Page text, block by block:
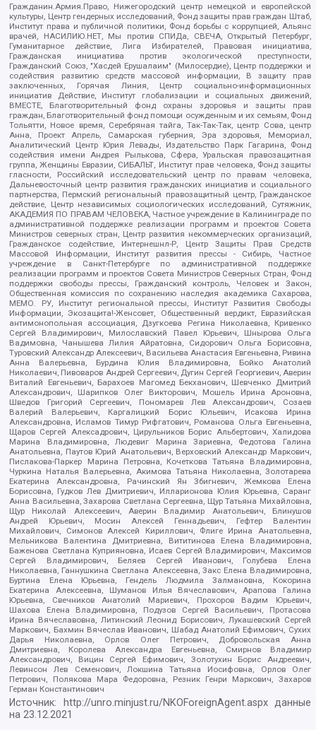
Гражданин.Армия.Право, Нижегородский центр немецкой и европейской
культуры, Центр гендерных исследований, Фонд защиты прав граждан Штаб,
Институт права и публичной политики, Фонд борьбы с коррупцией, Альянс
врачей, НАСИЛИЮ.НЕТ, Мы против СПИДа, СВЕЧА, Открытый Петербург,
Гуманитарное действие, Лига Избирателей, Правовая инициатива,
Гражданская инициатива против экологической преступности,
Гражданский Союз, "Хасдей Ерушалаим" (Милосердие), Центр поддержки и
содействия развитию средств массовой информации, В защиту прав
заключенных, Горячая Линия, Центр социально-информационных
инициатив Действие, Институт глобализации и социальных движений,
ВМЕСТЕ, Благотворительный фонд охраны здоровья и защиты прав
граждан, Благотворительный фонд помощи осужденным и их семьям, Фонд
Тольятти, Новое время, Серебряная тайга, Так-Так-Так, центр Сова, центр
Анна, Проект Апрель, Самарская губерния, Эра здоровья, Мемориал,
Аналитический Центр Юрия Левады, Издательство Парк Гагарина, Фонд
содействия имени Андрея Рылькова, Сфера, Уральская правозащитная
группа, Женщины Евразии, СИБАЛЬТ, Институт прав человека, Фонд защиты
гласности, Российский исследовательский центр по правам человека,
Дальневосточный центр развития гражданских инициатив и социального
партнерства, Пермский региональный правозащитный центр, Гражданское
действие, Центр независимых социологических исследований, Сутяжник,
АКАДЕМИЯ ПО ПРАВАМ ЧЕЛОВЕКА, Частное учреждение в Калининграде по
административной поддержке реализации программ и проектов Совета
Министров северных стран, Центр развития некоммерческих организаций,
Гражданское содействие, Интернешнл-Р, Центр Защиты Прав Средств
Массовой Информации, Институт развития прессы - Сибирь, Частное
учреждение в Санкт-Петербурге по административной поддержке
реализации программ и проектов Совета Министров Северных Стран, Фонд
поддержки свободы прессы, Гражданский контроль, Человек и Закон,
Общественная комиссия по сохранению наследия академика Сахарова,
МЕМО. РУ, Институт региональной прессы, Институт Развития Свободы
Информации, Экозащита!-Женсовет, Общественный вердикт, Евразийская
антимонопольная ассоциация, Дзугкоева Регина Николаевна, Кривенко
Сергей Владимирович, Милославский Павел Юрьевич, Шнырова Ольга
Вадимовна, Чанышева Лилия Айратовна, Сидорович Ольга Борисовна,
Туровский Александр Алексеевич, Васильева Анастасия Евгеньевна, Ривина
Анна Валерьевна, Бурдина Юлия Владимировна, Бойко Анатолий
Николаевич, Пивоваров Андрей Сергеевич, Дугин Сергей Георгиевич, Аверин
Виталий Евгеньевич, Барахоев Магомед Бекханович, Шевченко Дмитрий
Александрович, Шарипков Олег Викторович, Мошель Ирина Ароновна,
Шведов Григорий Сергеевич, Пономарев Лев Александрович, Созаев
Валерий Валерьевич, Каргалицкий Борис Юльевич, Исакова Ирина
Александровна, Исламов Тимур Рифгатович, Романова Ольга Евгеньевна,
Щаров Сергей Алексадрович, Цирульников Борис Альбертович, Халидова
Марина Владимировна, Людевиг Марина Зариевна, Федотова Галина
Анатольевна, Паутов Юрий Анатольевич, Верховский Александр Маркович,
Пислакова-Паркер Марина Петровна, Кочеткова Татьяна Владимировна,
Чуркина Наталья Валерьевна, Акимова Татьяна Николаевна, Золотарева
Екатерина Александровна, Рачинский Ян Збигневич, Жемкова Елена
Борисовна, Гудков Лев Дмитриевич, Илларионова Юлия Юрьевна, Саранг
Анна Васильевна, Захарова Светлана Сергеевна, Щур Татьяна Михайловна,
Щур Николай Алексеевич, Аверин Владимир Анатольевич, Блинушов
Андрей Юрьевич, Мосин Алексей Геннадьевич, Гефтер Валентин
Михайлович, Симонов Алексей Кириллович, Флиге Ирина Анатольевна,
Мельникова Валентина Дмитриевна, Вититинова Елена Владимировна,
Баженова Светлана Куприяновна, Исаев Сергей Владимирович, Максимов
Сергей Владимирович, Беляев Сергей Иванович, Голубева Елена
Николаевна, Ганнушкина Светлана Алексеевна, Закс Елена Владимировна,
Буртина Елена Юрьевна, Гендель Людмила Залмановна, Кокорина
Екатерина Алексеевна, Шуманов Илья Вячеславович, Арапова Галина
Юрьевна, Свечников Анатолий Мариевич, Прохоров Вадим Юрьевич,
Шахова Елена Владимировна, Подузов Сергей Васильевич, Протасова
Ирина Вячеславовна, Литинский Леонид Борисович, Лукашевский Сергей
Маркович, Бахмин Вячеслав Иванович, Шабад Анатолий Ефимович, Сухих
Дарья Николаевна, Орлов Олег Петрович, Добровольская Анна
Дмитриевна, Королева Александра Евгеньевна, Смирнов Владимир
Александрович, Вицин Сергей Ефимович, Золотухин Борис Андреевич,
Левинсон Лев Семенович, Локшина Татьяна Иосифовна, Орлов Олег
Петрович, Полякова Мара Федоровна, Резник Генри Маркович, Захаров
Герман Константинович
Источник: http://unro.minjust.ru/NKOForeignAgent.aspxданные
на23.12.2021